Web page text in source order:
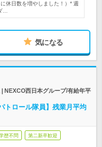
休日数を増やしました！）* 週
…
気になる
NEXCO西日本グループ/有給年平
トロール隊員】残業月平均
歴不問 第二新卒歓迎